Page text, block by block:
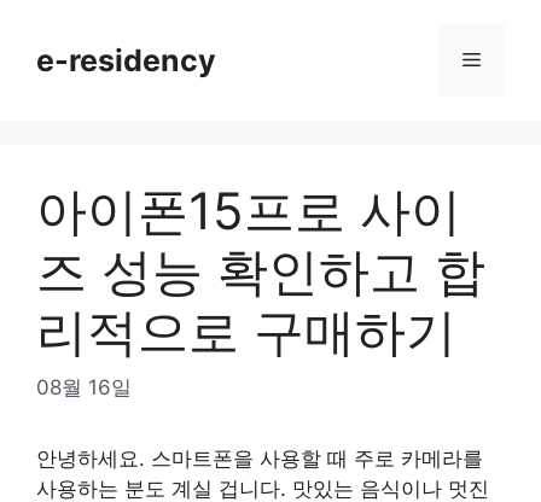
contente-residency Menu
아이폰15프로 사이
즈 성능 확인하고 합
리적으로 구매하기
08월 16일
안녕하세요. 스마트폰을 사용할 때 주로 카메라를
사용하는 분도 계실 겁니다. 맛있는 음식이나 멋진